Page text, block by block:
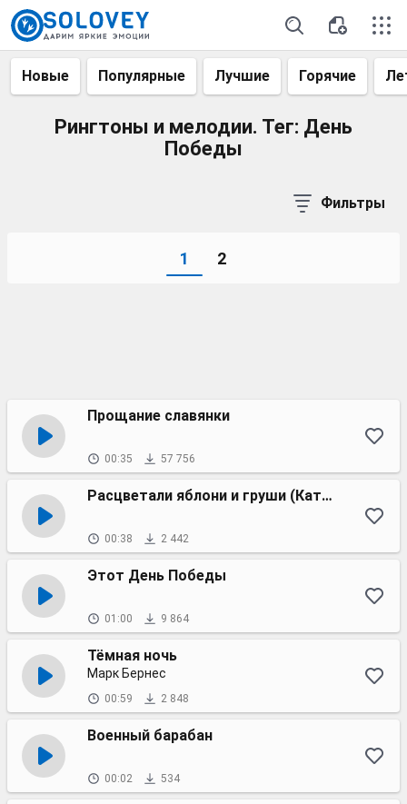
Новые Популярные Лучшие Горячие
Рингтоны и мелодии. Тег: День
Победы
Фильтры
1 2
Прощание славянки
00:35 57 756
Расцветали яблони и груши (Катюша)
00:38 2 442
Этот День Победы
01:00 9 864
Тёмная ночь
Марк Бернес
00:59 2 848
Военный барабан
00:02 534